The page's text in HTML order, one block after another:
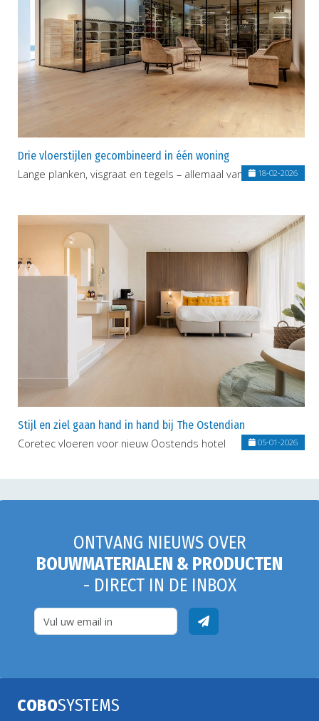
Drie vloerstijlen gecombineerd in één woning
Lange planken, visgraat en tegels – allemaal van Coretec®
18-02-2026
Stijl en ziel gaan hand in hand bij The Ostendian
Coretec vloeren voor nieuw Oostends hotel
05-01-2026
ONTVANG NIEUWS OVER
BOUWMATERIALEN & PRODUCTEN
- DIRECT IN DE INBOX
COBOSYSTEMS